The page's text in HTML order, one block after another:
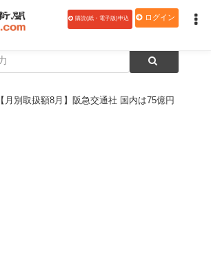
購読(紙・電子版)申込 ログイン
【月別取扱額8月】阪急交通社 国内は75億円